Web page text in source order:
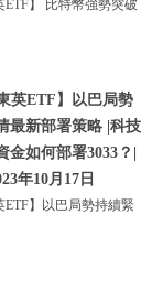
ETF】 比特幣強勢突破
英ETF】以巴局勢
最新部署策略 |科技
如何部署3033？|
年10月17日
ETF】以巴局勢持續緊